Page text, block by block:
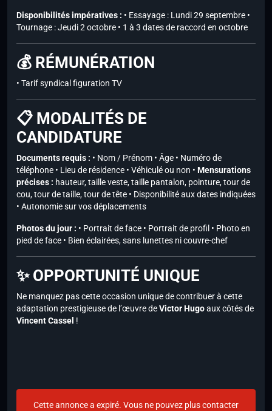
Disponibilités impératives : • Essayage : Lundi 29 septembre •
Tournage : Jeudi 2 octobre • 1 à 3 dates de raccord en octobre
💰 RÉMUNÉRATION
• Tarif syndical figuration TV
📋 MODALITÉS DE
CANDIDATURE
Documents requis : • Nom / Prénom • Âge • Numéro de
téléphone • Lieu de résidence • Véhiculé ou non • Mensurations
précises : hauteur, taille veste, taille pantalon, pointure, tour de
cou, tour de taille, tour de tête • Disponibilité aux dates indiquées
• Autonomie sur vos déplacements
Photos du jour : • Portrait de face • Portrait de profil • Photo en
pied de face • Bien éclairées, sans lunettes ni couvre-chef
✨ OPPORTUNITÉ UNIQUE
Ne manquez pas cette occasion unique de contribuer à cette
adaptation prestigieuse de l’œuvre deVictor Hugoaux côtés de
Vincent Cassel !
Cette annonce a expiré. Vous ne pouvez plus contacter